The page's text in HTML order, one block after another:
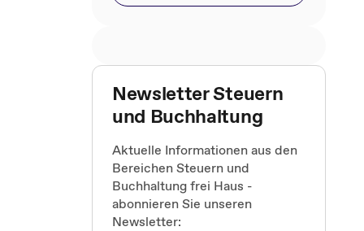
Newsletter Steuern
und Buchhaltung
Aktuelle Informationen aus den
Bereichen Steuern und
Buchhaltung frei Haus -
abonnieren Sie unseren
Newsletter: